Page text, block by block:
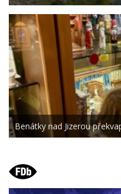
Benátky nad Jizerou